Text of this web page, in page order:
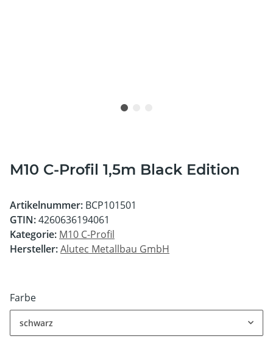
M10 C-Profil 1,5m Black Edition
Artikelnummer: BCP101501
GTIN:4260636194061
Kategorie: M10 C-Profil
Hersteller:Alutec Metallbau GmbH
Farbe
schwarz